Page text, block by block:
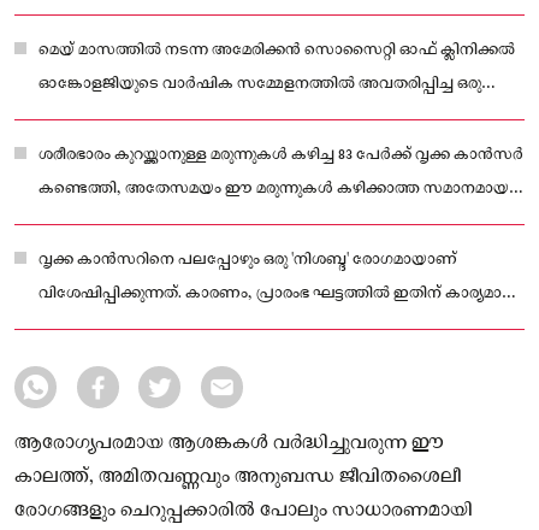
ചെറുപ്പക്കാരിൽ പോലും സാധാരണമായി മാറിയിരിക്കുന്നു.
മെയ് മാസത്തിൽ നടന്ന അമേരിക്കൻ സൊസൈറ്റി ഓഫ് ക്ലിനിക്കൽ
ഓങ്കോളജിയുടെ വാർഷിക സമ്മേളനത്തിൽ അവതരിപ്പിച്ച ഒരു
പഠനമാണ് ഈ കണ്ടെത്തലുകൾക്ക് ആധാരം.
ശരീരഭാരം കുറയ്ക്കാനുള്ള മരുന്നുകൾ കഴിച്ച 83 പേർക്ക് വൃക്ക കാൻസർ
കണ്ടെത്തി, അതേസമയം ഈ മരുന്നുകൾ കഴിക്കാത്ത സമാനമായ
ഗ്രൂപ്പിലെ 58 പേർക്കാണ് വൃക്ക കാൻസർ ബാധിച്ചത്.
വൃക്ക കാൻസറിനെ പലപ്പോഴും ഒരു 'നിശബ്ദ' രോഗമായാണ്
വിശേഷിപ്പിക്കുന്നത്. കാരണം, പ്രാരംഭ ഘട്ടത്തിൽ ഇതിന് കാര്യമായ
ലക്ഷണങ്ങൾ ഉണ്ടാകാറില്ല.
ആരോഗ്യപരമായ ആശങ്കകൾ വർദ്ധിച്ചുവരുന്ന ഈ
കാലത്ത്, അമിതവണ്ണവും അനുബന്ധ ജീവിതശൈലീ
രോഗങ്ങളും ചെറുപ്പക്കാരിൽ പോലും സാധാരണമായി